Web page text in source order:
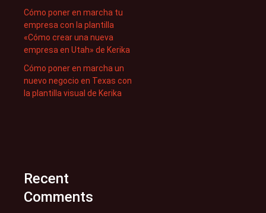
Cómo poner en marcha tu
empresa con la plantilla
«Cómo crear una nueva
empresa en Utah» de Kerika
Cómo poner en marcha un
nuevo negocio en Texas con
la plantilla visual de Kerika
Recent
Comments